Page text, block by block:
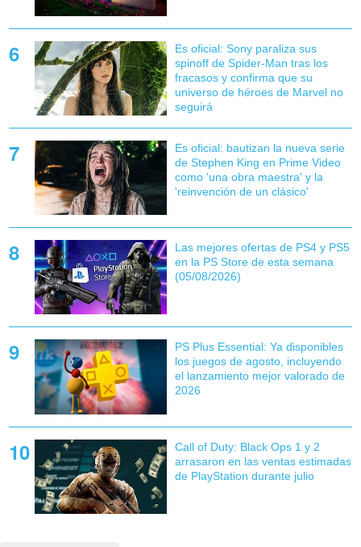
Es oficial: Sony paraliza sus
spinoff de Spider-Man tras los
fracasos y confirma que su
universo de héroes de Marvel no
seguirá
Es oficial: bautizan la nueva serie
de Stephen King en Prime Video
como 'una obra maestra' y la
'reinvención de un clásico'
Las mejores ofertas de PS4 y PS5
en la PS Store de esta semana
(05/08/2026)
PS Plus Essential: Ya disponibles
los juegos de agosto, incluyendo
el lanzamiento mejor valorado de
2026
Call of Duty: Black Ops 1 y 2
arrasaron en las ventas estimadas
de PlayStation durante julio